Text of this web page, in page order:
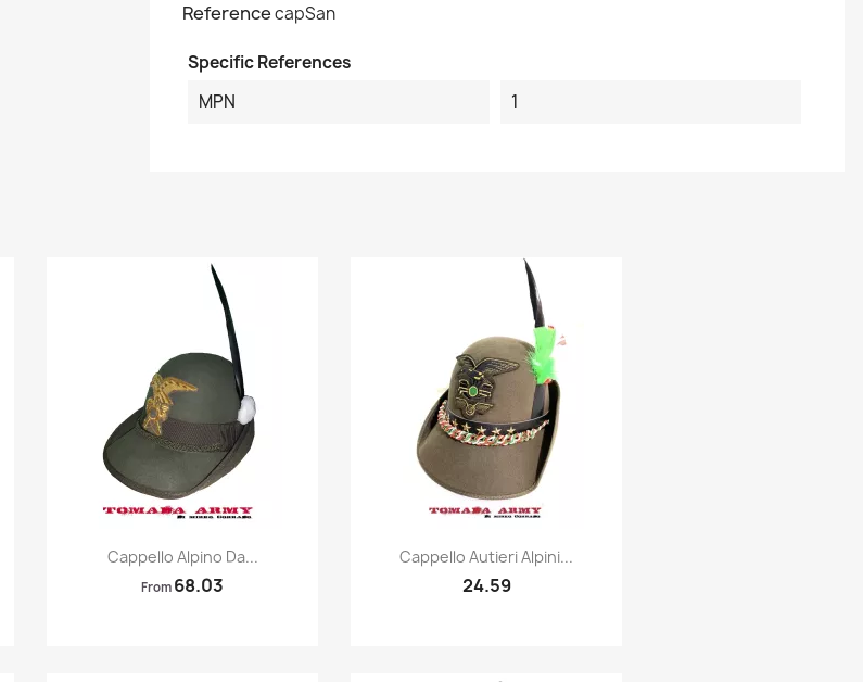
ReferencecapSan
Specific References
MPN
1
Quick view
Cappello Alpino Da...
From 68.03
Quick view
Cappello Autieri Alpini...
24.59